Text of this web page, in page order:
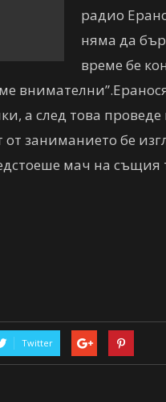
радио
няма да
време бе
а след това
заниманието бе
мач на същия
Twitter